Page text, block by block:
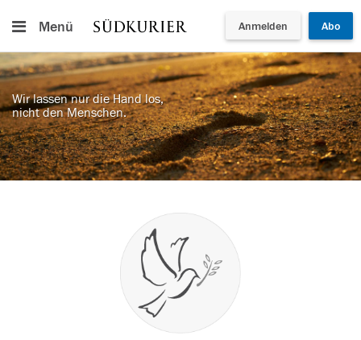
Menü Anmelden Abo
Wir lassen nur die Hand los,
nicht den Menschen.